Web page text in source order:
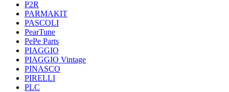
P2R
PARMAKIT
PASCOLI
PearTune
PePe Parts
PIAGGIO
PIAGGIO Vintage
PINASCO
PIRELLI
PLC